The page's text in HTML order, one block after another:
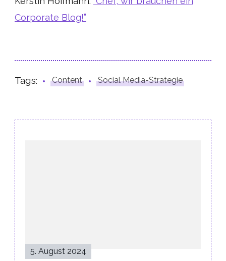
Corporate Blog!”
Tags: Content Social Media-Strategie
5. August 2024